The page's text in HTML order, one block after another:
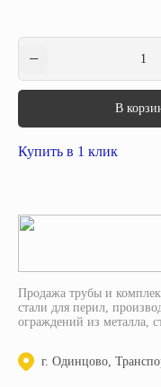
В
Купить в 1 клик
Продажа трубы и
стали для перил,
ограждений из металла,
г. Одинцово,